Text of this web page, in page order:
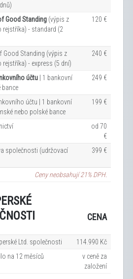
ů)
Good Standing (výpis z
rejstříka) - standard (2
120 €
Good Standing (výpis z
- express (5 dní)
240 €
účtu | 1 bankovní
bance
249 €
účtu | 1 bankovní
nebo polské bance
199 €
od 70
€
společnosti (udržovací
399 €
Ceny neobsahují 21% DPH.
CENA
Ltd. společnosti
114.990 Kč
na 12 měsíců
v ceně za
založení